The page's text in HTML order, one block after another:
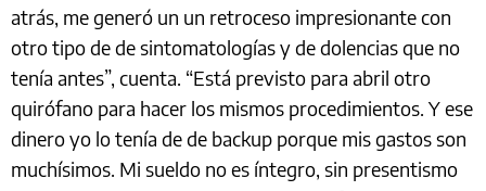
atrás, me generó un un retroceso impresionante con
otro tipo de de sintomatologías y de dolencias que no
tenía antes”, cuenta. “Está previsto para abril otro
quirófano para hacer los mismos procedimientos. Y ese
dinero yo lo tenía de de backup porque mis gastos son
muchísimos. Mi sueldo no es íntegro, sin presentismo